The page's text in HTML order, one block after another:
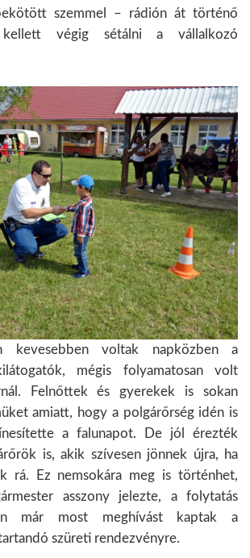
szemmel – rádión át történő
végig sétálni a vállalkozó
voltak napközben a
mégis folyamatosan volt
Felnőttek és gyerekek is sokan
amiatt, hogy a polgárőrség idén is
a falunapot. De jól érezték
is, akik szívesen jönnek újra, ha
rá. Ez nemsokára meg is történhet,
asszony jelezte, a folytatás
már most meghívást kaptak a
szüreti rendezvényre.